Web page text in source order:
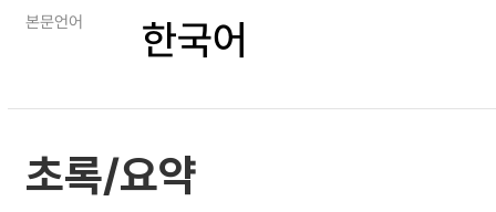
본문언어 한국어
초록/요약